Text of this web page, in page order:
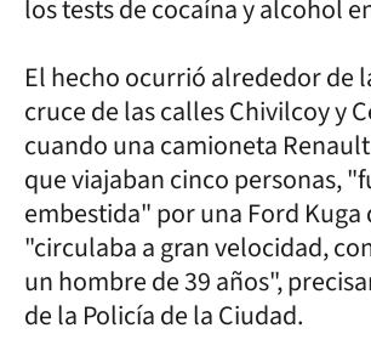
los tests de cocaína y alcohol
El hecho ocurrió alrededor de
cruce de las calles Chivilcoy y
cuando una camioneta
que viajaban cinco personas,
embestida" por una Ford Kuga
"circulaba a gran velocidad,
un hombre de 39 años",
de la Policía de la Ciudad.